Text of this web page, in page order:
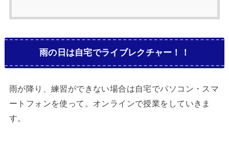
雨の日は自宅でライブレクチャー！！
雨が降り、練習ができない場合は自宅でパソコン・スマ
ートフォンを使って。オンラインで授業をしていきま
す。